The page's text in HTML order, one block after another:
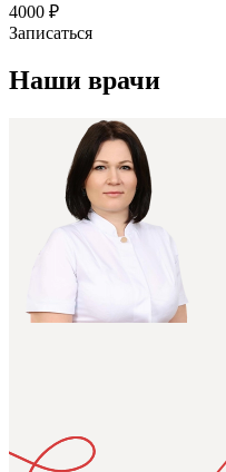
4000 ₽
Записаться
Наши врачи